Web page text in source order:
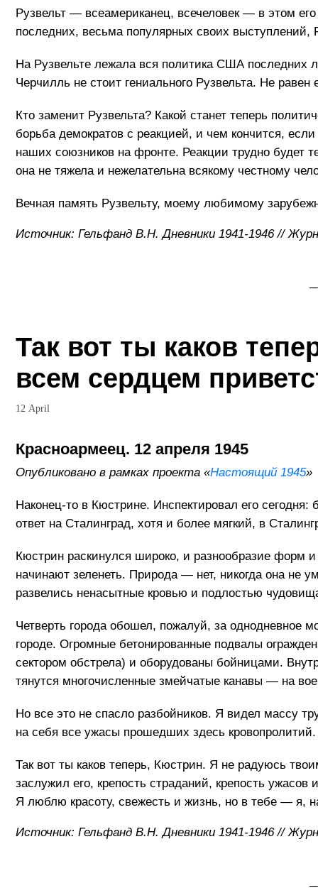
Рузвельт — всеамериканец, всечеловек — в этом
последних, весьма популярных своих выступлений,
На Рузвельте лежала вся политика США последних
Черчилль не стоит гениального Рузвельта. Не
Кто заменит Рузвельта? Какой станет теперь
борьба демократов с реакцией, и чем кончится,
наших союзников на фронте. Реакции трудно будет
она не тяжела и нежелательна всякому честному
Вечная память Рузвельту, моему любимому
Источник: Гельфанд В.Н. Дневники 1941-1946 //
Так вот ты каков
всем сердцем
12 April
Красноармеец. 12 апреля 1945
Опубликовано в рамках проекта «Настоящий 1945»
Наконец-то в Кюстрине. Инспектировал его
ответ на Сталинград, хотя и более мягкий, в
Кюстрин раскинулся широко, и разнообразие форм
начинают зеленеть. Природа — нет, никогда она не
развелись ненасытные кровью и подлостью
Четверть города обошел, пожалуй, за однодневное
городе. Огромные бетонированные подвалы
сектором обстрела) и оборудованы бойницами.
тянутся многочисленные змейчатые канавы — на
Но все это не спасло разбойников. Я видел массу
на себя все ужасы прошедших здесь кровопролитий.
Так вот ты каков теперь, Кюстрин. Я не радуюсь
заслужил его, крепость страданий, крепость
Я люблю красоту, свежесть и жизнь, но в тебе — я,
Источник: Гельфанд В.Н. Дневники 1941-1946 //